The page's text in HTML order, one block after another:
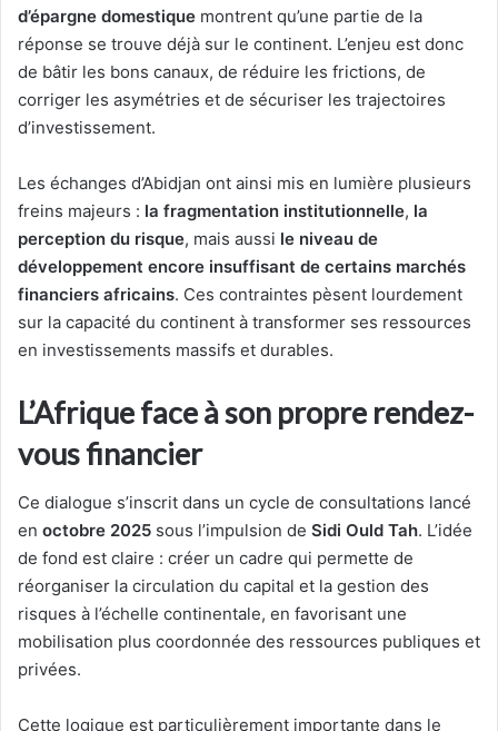
d’épargne domestique montrent qu’une partie de la
réponse se trouve déjà sur le continent. L’enjeu est donc
de bâtir les bons canaux, de réduire les frictions, de
corriger les asymétries et de sécuriser les trajectoires
d’investissement.
Les échanges d’Abidjan ont ainsi mis en lumière plusieurs
freins majeurs : la fragmentation institutionnelle, la
perception du risque, mais aussi le niveau de
développement encore insuffisant de certains marchés
financiers africains. Ces contraintes pèsent lourdement
sur la capacité du continent à transformer ses ressources
en investissements massifs et durables.
L’Afrique face à son propre rendez-
vous financier
Ce dialogue s’inscrit dans un cycle de consultations lancé
en octobre 2025 sous l’impulsion de Sidi Ould Tah. L’idée
de fond est claire : créer un cadre qui permette de
réorganiser la circulation du capital et la gestion des
risques à l’échelle continentale, en favorisant une
mobilisation plus coordonnée des ressources publiques et
privées.
Cette logique est particulièrement importante dans le